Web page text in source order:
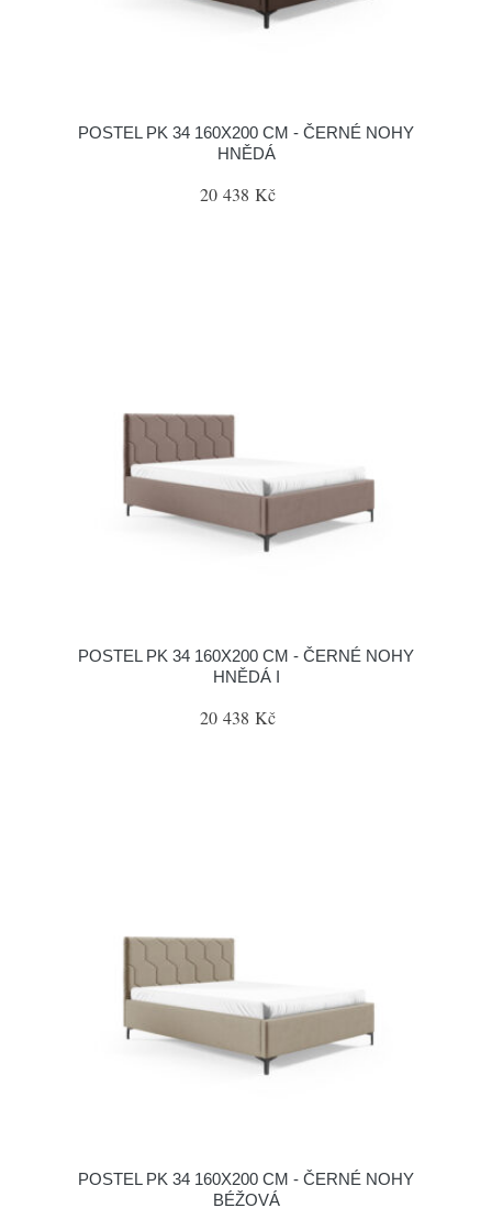
POSTEL PK 34 160X200 CM - ČERNÉ NOHY
HNĚDÁ
20 438 Kč
POSTEL PK 34 160X200 CM - ČERNÉ NOHY
HNĚDÁ I
20 438 Kč
POSTEL PK 34 160X200 CM - ČERNÉ NOHY
BÉŽOVÁ